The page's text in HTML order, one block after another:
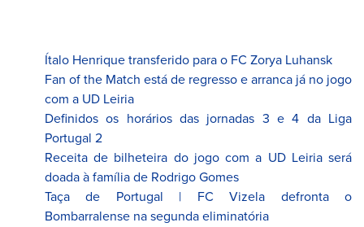
Ítalo Henrique transferido para o FC Zorya Luhansk
Fan of the Match está de regresso e arranca já no jogo
com a UD Leiria
Definidos os horários das jornadas 3 e 4 da Liga
Portugal 2
Receita de bilheteira do jogo com a UD Leiria será
doada à família de Rodrigo Gomes
Taça de Portugal | FC Vizela defronta o
Bombarralense na segunda eliminatória